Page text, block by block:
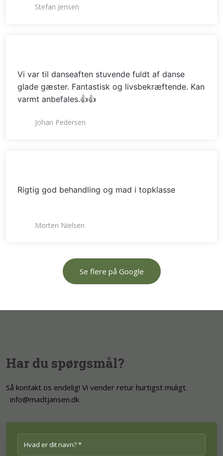
Stefan Jensen
Vi var til danseaften stuvende fuldt af danse
glade gæster. Fantastisk og livsbekræftende. Kan
varmt anbefales.👍👍
Johan Pedersen
Rigtig god behandling og mad i topklasse
Morten Nielsen
Se flere på Google
Har du spørgsmål?
Så kontakt os endelig! Vi vender retur hurtigst muligt.
info@madtjansen.dk